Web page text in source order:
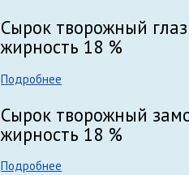
Сырок творожный
жирность 18 %
Подробнее
Сырок творожный
жирность 18 %
Подробнее